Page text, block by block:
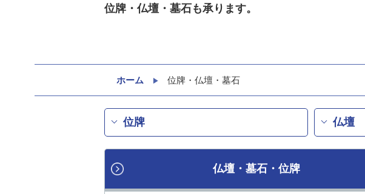
位牌・仏壇・墓石も承ります。
ホーム 位牌・仏壇・墓石
位牌 仏壇
仏壇・墓石・位牌